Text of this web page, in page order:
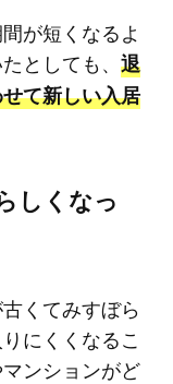
が短くなるよ
としても、 退
て新しい入居
しくなっ
くてみすぼら
にくくなるこ
ンションがど